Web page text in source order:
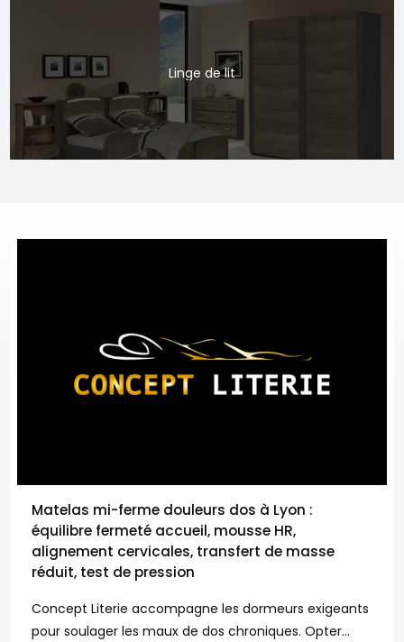
Linge de lit
Matelas mi-ferme douleurs dos à Lyon :
équilibre fermeté accueil, mousse HR,
alignement cervicales, transfert de masse
réduit, test de pression
Concept Literie accompagne les dormeurs exigeants
pour soulager les maux de dos chroniques. Opter